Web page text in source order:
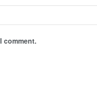
comment.